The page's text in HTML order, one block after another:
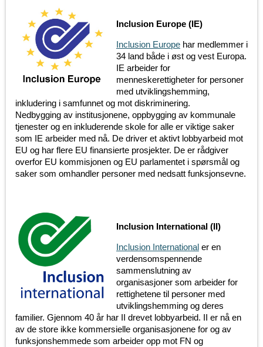
Inclusion Europe (IE)
Inclusion Europe har medlemmer i
34 land både i øst og vest Europa.
IE arbeider for
menneskerettigheter for personer
med utviklingshemming,
inkludering i samfunnet og mot diskriminering.
Nedbygging av institusjonene, oppbygging av kommunale
tjenester og en inkluderende skole for alle er viktige saker
som IE arbeider med nå. De driver et aktivt lobbyarbeid mot
EU og har flere EU finansierte prosjekter. De er rådgiver
overfor EU kommisjonen og EU parlamentet i spørsmål og
saker som omhandler personer med nedsatt funksjonsevne.
Inclusion International (II)
Inclusion International er en
verdensomspennende
sammenslutning av
organisasjoner som arbeider for
rettighetene til personer med
utviklingshemming og deres
familier. Gjennom 40 år har II drevet lobbyarbeid. II er nå en
av de store ikke kommersielle organisasjonene for og av
funksjonshemmede som arbeider opp mot FN og